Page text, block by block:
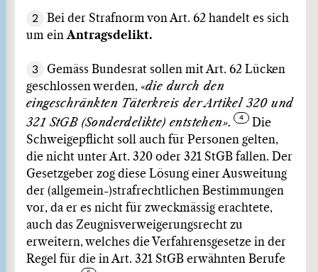
2
Bei der Strafnorm von Art. 62 handelt es sich
um ein Antragsdelikt.
3
Gemäss Bundesrat sollen mit Art. 62 Lücken
geschlossen werden, «die durch den
eingeschränkten Täterkreis der Artikel 320 und
321 StGB (Sonderdelikte) entstehen».
Die
Schweigepflicht soll auch für Personen gelten,
die nicht unter Art. 320 oder 321 StGB fallen. Der
Gesetzgeber zog diese Lösung einer Ausweitung
der (allgemein-)strafrechtlichen Bestimmungen
vor, da er es nicht für zweckmässig erachtete,
auch das Zeugnisverweigerungsrecht zu
erweitern, welches die Verfahrensgesetze in der
Regel für die in Art. 321 StGB erwähnten Berufe